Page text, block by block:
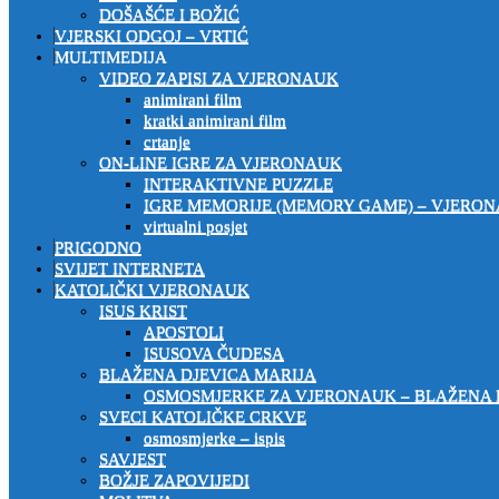
DOŠAŠĆE I BOŽIĆ
VJERSKI ODGOJ – VRTIĆ
MULTIMEDIJA
VIDEO ZAPISI ZA VJERONAUK
animirani film
kratki animirani film
crtanje
ON-LINE IGRE ZA VJERONAUK
INTERAKTIVNE PUZZLE
IGRE MEMORIJE (MEMORY GAME) –
virtualni posjet
PRIGODNO
SVIJET INTERNETA
KATOLIČKI VJERONAUK
ISUS KRIST
APOSTOLI
ISUSOVA ČUDESA
BLAŽENA DJEVICA MARIJA
OSMOSMJERKE ZA VJERONAUK – BLAŽENA
SVECI KATOLIČKE CRKVE
osmosmjerke – ispis
SAVJEST
BOŽJE ZAPOVIJEDI